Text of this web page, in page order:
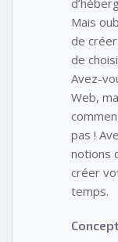
Mais
de
de
Avez-
Web,
pas !
notions
créer
temps.